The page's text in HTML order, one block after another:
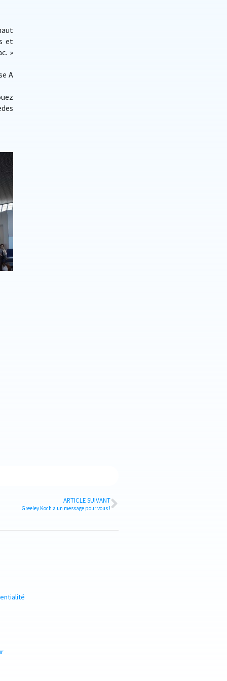
et
»
A
ARTICLE SUIVANT
Greeley Koch a un message pour vous !